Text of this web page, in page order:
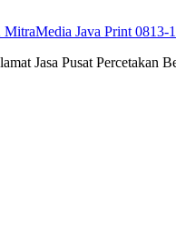
MitraMedia Java Print 0813-
Jasa Pusat Percetakan